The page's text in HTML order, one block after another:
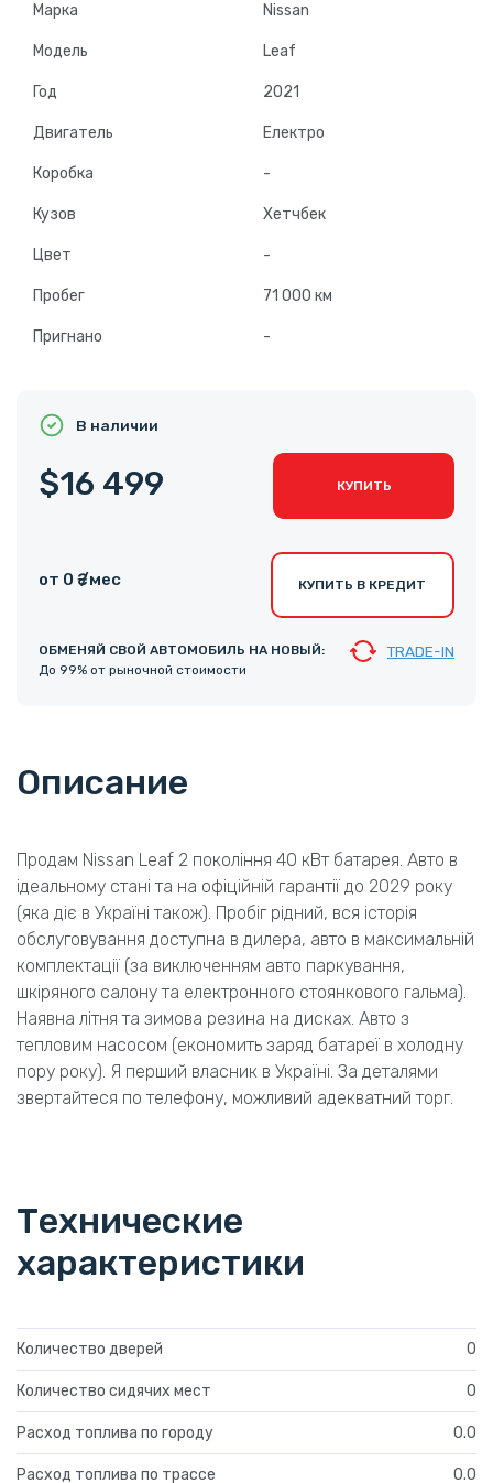
Марка Nissan
Модель Leaf
Год 2021
Двигатель Електро
Коробка -
Кузов Хетчбек
Цвет -
Пробег 71 000 км
Пригнано -
В наличии
$16 499 КУПИТЬ
от 0 ₴ /мес КУПИТЬ В КРЕДИТ
ОБМЕНЯЙ СВОЙ АВТОМОБИЛЬ НА НОВЫЙ:
До 99% от рыночной стоимости
TRADE-IN
Технические
характеристики
Количество дверей 0
Количество сидячих мест 0
Расход топлива по городу 0.0
Расход топлива по трассе 0.0
Описание
Продам Nissan Leaf 2 покоління 40 кВт батарея. Авто в
ідеальному стані та на офіційній гарантії до 2029 року
(яка діє в Україні також). Пробіг рідний, вся історія
обслуговування доступна в дилера, авто в максимальній
комплектації (за виключенням авто паркування,
шкіряного салону та електронного стоянкового гальма).
Наявна літня та зимова резина на дисках. Авто з
тепловим насосом (економить заряд батареї в холодну
пору року). Я перший власник в Україні. За деталями
звертайтеся по телефону, можливий адекватний торг.